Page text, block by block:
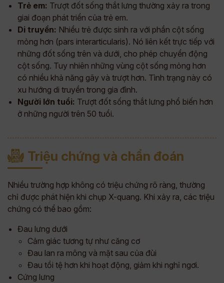
Trẻ em: Trượt đốt sống thắt lưng thường xảy ra trong
giai đoạn phát triển của trẻ em.
Di truyền: Nhiều trẻ được sinh ra với phần cột sống
mỏng hơn (pars interarticularis). Nó liên kết trực tiếp với
những đốt sống trên và dưới, cho phép chuyển động
cột sống. Tuy nhiên những vùng cột sống mỏng hơn
có nhiều khả năng gãy và trượt hơn. Tình trạng này có
xu hướng di truyền trong gia đình.
Người lớn tuổi: Trượt đốt sống thắt lưng phổ biến hơn
ở những người trên 50 tuổi.
Triệu chứng và chẩn đoán
Nhiều trường hợp không có triệu chứng rõ ràng, thường
chỉ được phát hiện khi chụp X-quang. Khi xảy ra, các triệu
chứng có thể bao gồm:
Đau lưng dưới
Cảm giác tương tự như căng cơ
Đau lan ra mông và mặt sau của đùi
Đau tồi tệ hơn khi hoạt động, giảm khi nghỉ ngơi.
Cứng lưng